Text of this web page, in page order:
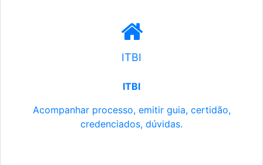
ITBI
ITBI
Acompanhar processo, emitir guia, certidão,
credenciados, dúvidas.